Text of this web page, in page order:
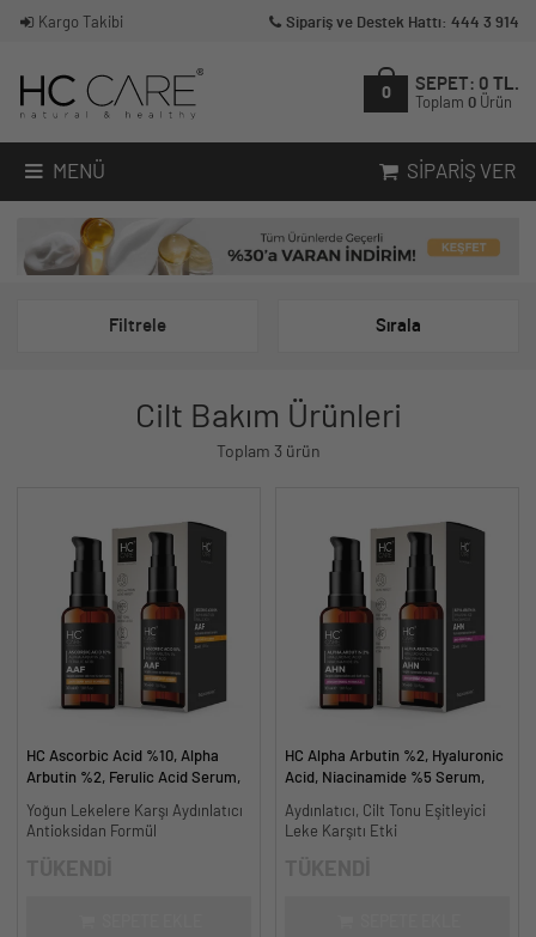
Kargo Takibi Sipariş ve Destek Hattı: 444 3 914
0
SEPET: 0 TL.
Toplam 0 Ürün
MENÜ SIPARIŞ VER
Filtrele Sırala
Cilt Bakım Ürünleri
Toplam 3 ürün
HC Ascorbic Acid %10, Alpha
Arbutin %2, Ferulic Acid Serum,
ml.
Yoğun Lekelere Karşı Aydınlatıcı
Antioksidan Formül
HC Alpha Arbutin %2, Hyaluronic
Acid, Niacinamide %5 Serum,
ml.
Aydınlatıcı, Cilt Tonu Eşitleyici
Leke Karşıtı Etki